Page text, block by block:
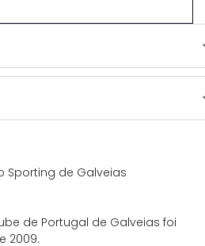
Sporting de Galveias
de Portugal de Galveias foi
2009.